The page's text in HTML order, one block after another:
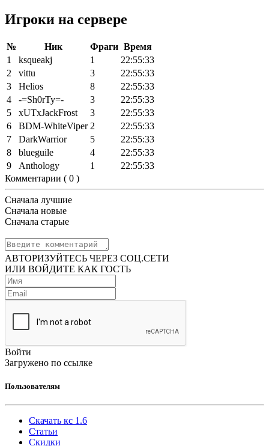
Игроки на сервере
№ Ник Фраги Время
1
ksqueakj 1
22:55:33
2
vittu 3
22:55:33
3
Helios 8
22:55:33
4
-=Sh0rTy=- 3
22:55:33
5
xUTxJackFrost 3
22:55:33
6
BDM-WhiteViper 2
22:55:33
7
DarkWarrior 5
22:55:33
8
blueguile 4
22:55:33
9
Anthology 1
22:55:33
Комментарии ( 0 )
Сначала лучшие
Сначала новые
Сначала старые
АВТОРИЗУЙТЕСЬ ЧЕРЕЗ СОЦ.СЕТИ
ИЛИ ВОЙДИТЕ КАК ГОСТЬ
Войти
Загружено по ссылке
Пользователям
Скачать кс 1.6
Статьи
Скидки